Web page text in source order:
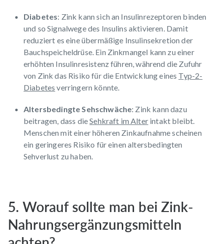
Diabetes: Zink kann sich an Insulinrezeptoren binden
und so Signalwege des Insulins aktivieren. Damit
reduziert es eine übermäßige Insulinsekretion der
Bauchspeicheldrüse. Ein Zinkmangel kann zu einer
erhöhten Insulinresistenz führen, während die Zufuhr
von Zink das Risiko für die Entwicklung eines Typ-2-
Diabetes verringern könnte.
Altersbedingte Sehschwäche: Zink kann dazu
beitragen, dass dieSehkraft im Alterintakt bleibt.
Menschen mit einer höheren Zinkaufnahme scheinen
ein geringeres Risiko für einen altersbedingten
Sehverlust zu haben.
5. Worauf sollte man bei Zink-
Nahrungsergänzungsmitteln